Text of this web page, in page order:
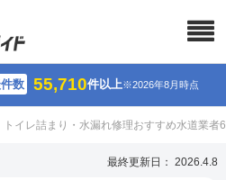
数 55,710件以上※2026年8月時点
トイレ詰まり・水漏れ修理おすすめ水道業
最終更新日： 2026.4.8